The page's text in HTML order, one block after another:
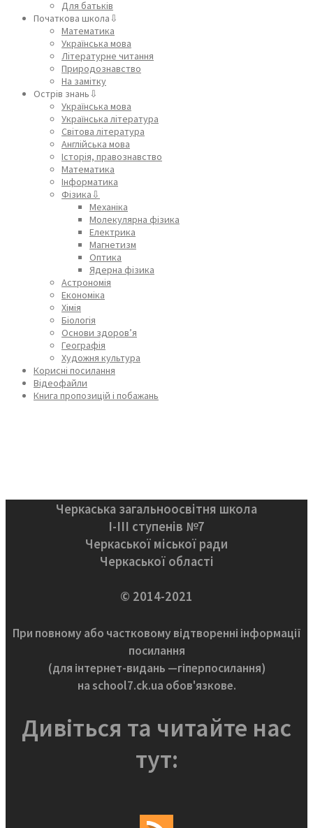
Для батьків
Початкова школа⇩
Математика
Українська мова
Літературне читання
Природознавство
На замітку
Острів знань⇩
Українська мова
Українська література
Світова література
Англійська мова
Історія, правознавство
Математика
Інформатика
Фізика⇩
Механіка
Молекулярна фізика
Електрика
Магнетизм
Оптика
Ядерна фізика
Астрономія
Економіка
Хімія
Біологія
Основи здоров’я
Географія
Художня культура
Корисні посилання
Відеофайли
Книга пропозицій і побажань
Черкаська загальноосвітня школа
І-ІІІ ступенів №7
Черкаської міської ради
Черкаської області
© 2014-2021
При повному або частковому відтворенні інформації
посилання
(для інтернет-видань —гіперпосилання)
на school7.ck.ua обов'язкове.
Дивіться та читайте нас
тут: